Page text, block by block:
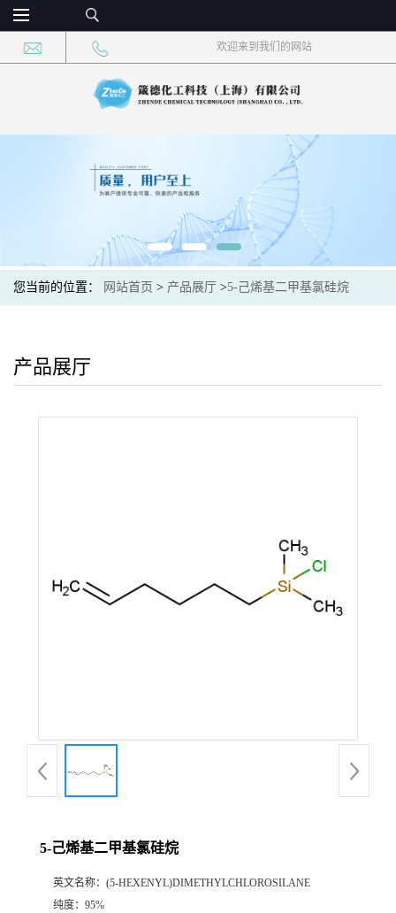
欢迎来到我们的网站
您当前的位置： 网站首页 > 产品展厅 >5-己烯基二甲基氯硅烷
产品展厅
5-己烯基二甲基氯硅烷
英文名称： (5-HEXENYL)DIMETHYLCHLOROSILANE
纯度： 95%